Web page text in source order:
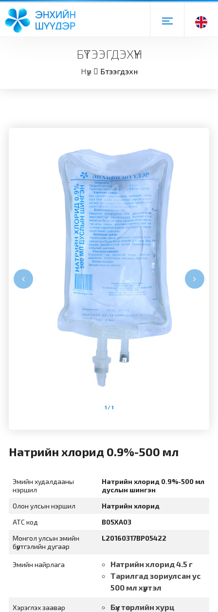
БҮТЭЭГДЭХҮҮН
Нүүр Бүтээгдэхүүн
1 / 1
Натрийн хлорид 0.9%-500 мл
Эмийн худалдааны
нэршил
Натрийн хлорид 0.9%-500 мл
дуслын шингэн
Олон улсын нэршил
Натрийн хлорид
АТС код
B05XA03
Монгол улсын эмийн
бүртгэлийн дугаар
L20160317BP05422
Эмийн найрлага
Натрийн хлорид 4.5 г
Тарилгад зориулсан ус
500 мл хүртэл
Хэрэглэх заавар
Бүх төрлийн хурц